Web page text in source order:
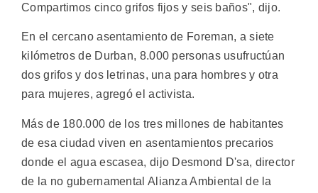
Compartimos cinco grifos fijos y seis baños", dijo.
En el cercano asentamiento de Foreman, a siete
kilómetros de Durban, 8.000 personas usufructúan
dos grifos y dos letrinas, una para hombres y otra
para mujeres, agregó el activista.
Más de 180.000 de los tres millones de habitantes
de esa ciudad viven en asentamientos precarios
donde el agua escasea, dijo Desmond D'sa, director
de la no gubernamental Alianza Ambiental de la